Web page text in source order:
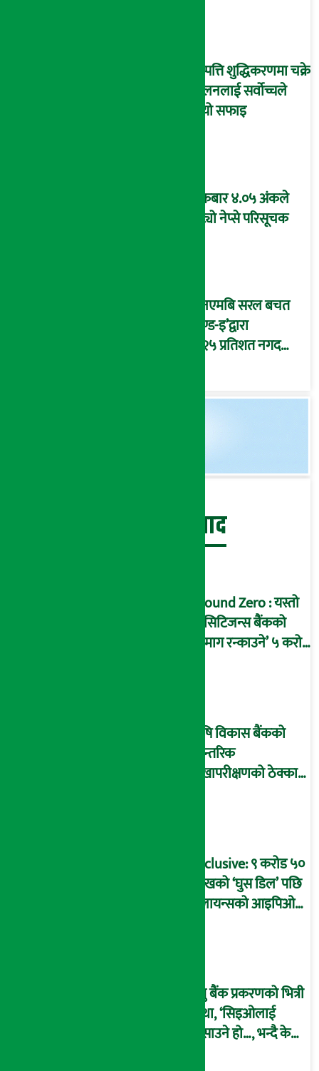
सम्पत्ति शुद्धिकरणमा चक्रे
मिलनलाई सर्वोच्चले
दियो सफाइ
शुक्रबार ४.०५ अंकले
घट्यो नेप्से परिसूचक
‘एनएमबि सरल बचत
फण्ड-इ’द्वारा
५.२५ प्रतिशत नगद
बेथिति मुर्दाबाद
Ground Zero : यस्तो
छ सिटिजन्स बैंकको
‘दिमाग रन्काउने’ ५ करोड
कृषि विकास बैंकको
आन्तरिक
लेखापरीक्षणको ठेक्का
आरोप !
Exclusive: ९ करोड ५०
लाखको ‘घुस डिल’ पछि
रिलायन्सको आइपिओ
प्रभु बैंक प्रकरणको भित्री
कथा, ‘सिइओलाई
फसाउने हो…, भन्दै के